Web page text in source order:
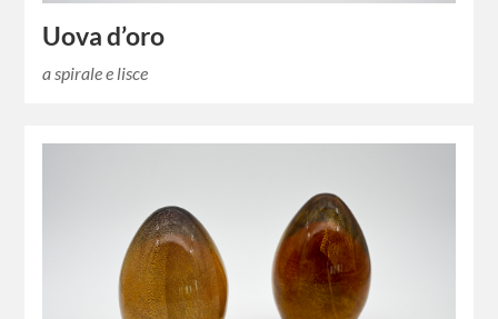
Uova d’oro
a spirale e lisce